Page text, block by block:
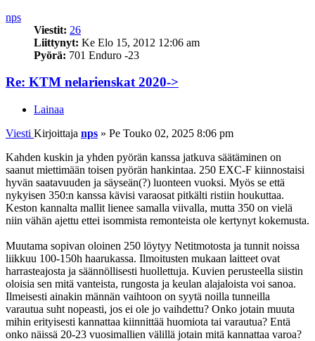
nps
Viestit: 26
Liittynyt: Ke Elo 15, 2012 12:06 am
Pyörä: 701 Enduro -23
Re: KTM nelarienskat 2020->
Lainaa
Viesti Kirjoittaja nps » Pe Touko 02, 2025 8:06 pm
Kahden kuskin ja yhden pyörän kanssa jatkuva säätäminen on
saanut miettimään toisen pyörän hankintaa. 250 EXC-F kiinnostaisi
hyvän saatavuuden ja säyseän(?) luonteen vuoksi. Myös se että
nykyisen 350:n kanssa kävisi varaosat pitkälti ristiin houkuttaa.
Keston kannalta mallit lienee samalla viivalla, mutta 350 on vielä
niin vähän ajettu ettei isommista remonteista ole kertynyt kokemusta.
Muutama sopivan oloinen 250 löytyy Netitmotosta ja tunnit noissa
liikkuu 100-150h haarukassa. Ilmoitusten mukaan laitteet ovat
harrasteajosta ja säännöllisesti huollettuja. Kuvien perusteella siistin
oloisia sen mitä vanteista, rungosta ja keulan alajaloista voi sanoa.
Ilmeisesti ainakin männän vaihtoon on syytä noilla tunneilla
varautua suht nopeasti, jos ei ole jo vaihdettu? Onko jotain muuta
mihin erityisesti kannattaa kiinnittää huomiota tai varautua? Entä
onko näissä 20-23 vuosimallien välillä jotain mitä kannattaa varoa?